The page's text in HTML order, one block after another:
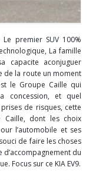
premier SUV 100%
La famille
capacite aconjuguer
de la route un moment
le Groupe Caille qui
concession, et quel
de risques, cette
Caille, dont les choix
l’automobile et ses
de faire les choses
d’accompagnement du
Focus sur ce KIA EV9.